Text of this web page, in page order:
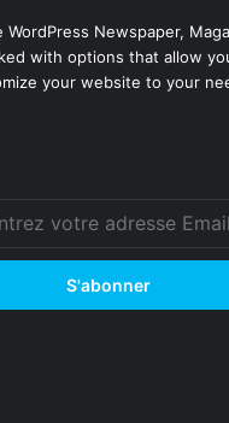
WordPress Newspaper,
with options that allow
your website to your